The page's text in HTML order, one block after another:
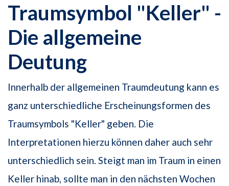
Traumsymbol "Keller" -
Die allgemeine
Deutung
Innerhalb der allgemeinen Traumdeutung kann es
ganz unterschiedliche Erscheinungsformen des
Traumsymbols "Keller" geben. Die
Interpretationen hierzu können daher auch sehr
unterschiedlich sein. Steigt man im Traum in einen
Keller hinab, sollte man in den nächsten Wochen